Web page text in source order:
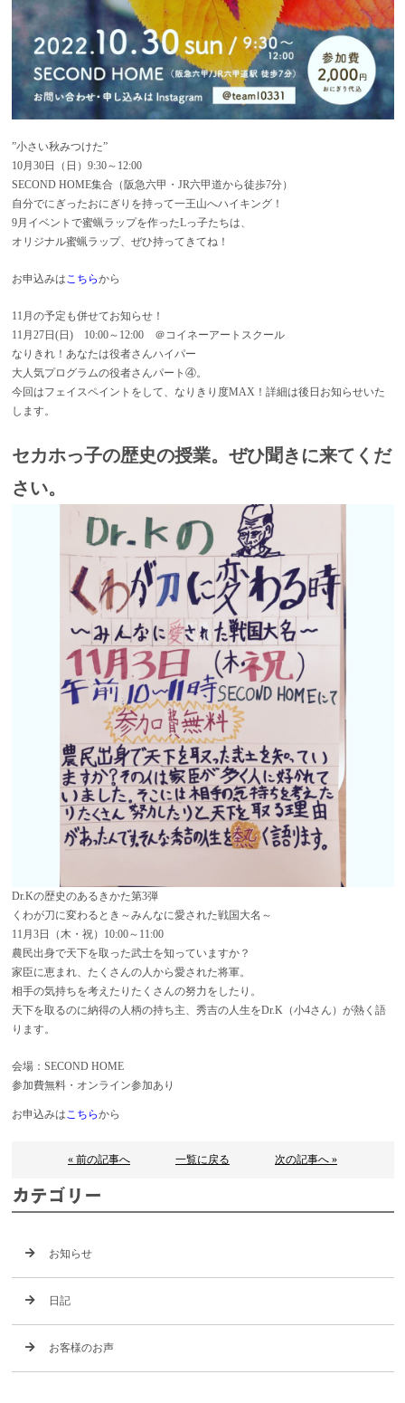
”小さい秋みつけた”
10月30日（日）9:30～12:00
SECOND HOME集合（阪急六甲・JR六甲道から徒歩7分）
自分でにぎったおにぎりを持って一王山へハイキング！
9月イベントで蜜蝋ラップを作ったLっ子たちは、
オリジナル蜜蝋ラップ、ぜひ持ってきてね！
お申込みはこちらから
11月の予定も併せてお知らせ！
11月27日(日) 10:00～12:00 ＠コイネーアートスクール
なりきれ！あなたは役者さんハイパー
大人気プログラムの役者さんパート④。
今回はフェイスペイントをして、なりきり度MAX！詳細は後日お知らせいた
します。
セカホっ子の歴史の授業。ぜひ聞きに来てくだ
さい。
Dr.Kの歴史のあるきかた第3弾
くわが刀に変わるとき～みんなに愛された戦国大名～
11月3日（木・祝）10:00～11:00
農民出身で天下を取った武士を知っていますか？
家臣に恵まれ、たくさんの人から愛された将軍。
相手の気持ちを考えたりたくさんの努力をしたり。
天下を取るのに納得の人柄の持ち主、秀吉の人生をDr.K（小4さん）が熱く語
ります。
会場：SECOND HOME
参加費無料・オンライン参加あり
お申込みはこちらから
« 前の記事へ 一覧に戻る 次の記事へ »
カテゴリー
お知らせ
日記
お客様のお声